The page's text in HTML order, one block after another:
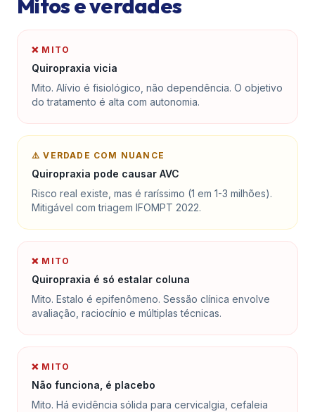
Mitos e verdades
❌ MITO
Quiropraxia vicia
Mito. Alívio é fisiológico, não dependência. O objetivo
do tratamento é alta com autonomia.
⚠️ VERDADE COM NUANCE
Quiropraxia pode causar AVC
Risco real existe, mas é raríssimo (1 em 1-3 milhões).
Mitigável com triagem IFOMPT 2022.
❌ MITO
Quiropraxia é só estalar coluna
Mito. Estalo é epifenômeno. Sessão clínica envolve
avaliação, raciocínio e múltiplas técnicas.
❌ MITO
Não funciona, é placebo
Mito. Há evidência sólida para cervicalgia, cefaleia